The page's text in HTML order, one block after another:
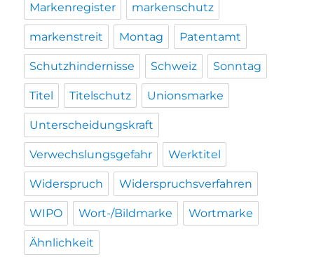
Markenregister markenschutz
markenstreit Montag Patentamt
Schutzhindernisse Schweiz Sonntag
Titel Titelschutz Unionsmarke
Unterscheidungskraft
Verwechslungsgefahr Werktitel
Widerspruch Widerspruchsverfahren
WIPO Wort-/Bildmarke Wortmarke
Ähnlichkeit